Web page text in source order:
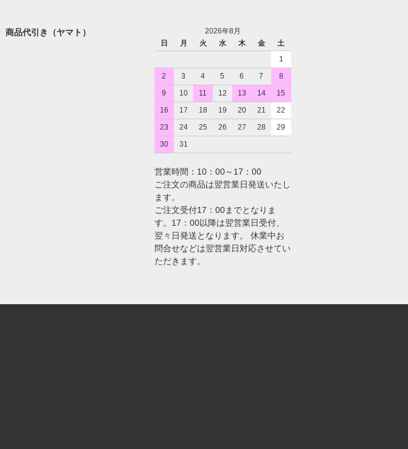
商品代引き（ヤマト）
2026年8月
日
月 火 水 木 金
土
1
2
3 4 5 6 7
8
9
10 11 12 13 14
15
16
17 18 19 20 21
22
23
24 25 26 27 28
29
30
31
営業時間：10：00～17：00
ご注文の商品は翌営業日発送いたし
ます。
ご注文受付17：00までとなりま
す。17：00以降は翌営業日受付、
翌々日発送となります。 休業中お
問合せなどは翌営業日対応させてい
ただきます。